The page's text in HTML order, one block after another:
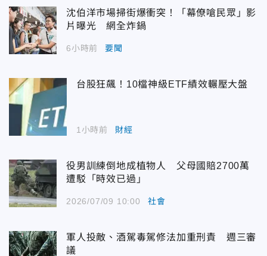
沈伯洋市場掃街爆衝突！「幕僚嗆民眾」影
片曝光 網全炸鍋
6小時前 要聞
台股狂飆！10檔神級ETF績效輾壓大盤
1小時前 財經
役男訓練倒地成植物人 父母國賠2700萬
遭駁「時效已過」
2026/07/09 10:00 社會
軍人投敵、酒駕毒駕修法加重刑責 週三審
議